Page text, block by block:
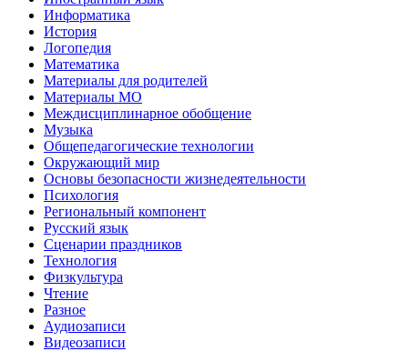
Информатика
История
Логопедия
Математика
Материалы для родителей
Материалы МО
Междисциплинарное обобщение
Музыка
Общепедагогические технологии
Окружающий мир
Основы безопасности жизнедеятельности
Психология
Региональный компонент
Русский язык
Сценарии праздников
Технология
Физкультура
Чтение
Разное
Аудиозаписи
Видеозаписи